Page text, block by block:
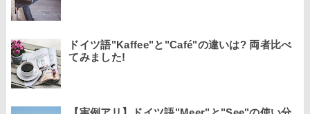
ドイツ語"Kaffee"と"Café"の違いは? 両者比べ
てみました!